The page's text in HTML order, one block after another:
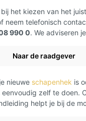
het kiezen van het
neem telefonisch
990 0. We adviseren
Naar de raadgever
nieuwe schapenhek is
zelf te doen.
helpt je bij de